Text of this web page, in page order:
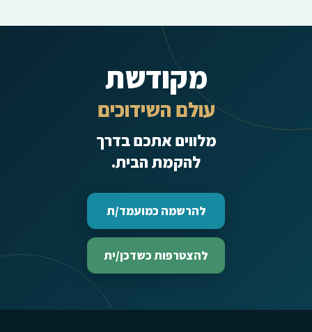
מקודשת
עולם השידוכים
מלווים אתכם בדרך
להקמת הבית.
להרשמה כמועמד/ת
להצטרפות כשדכן/ית